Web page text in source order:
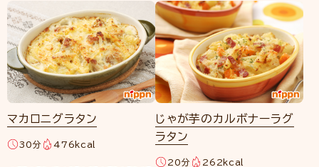
マカロニグラタン
30分 476kcal
じゃが芋のカルボナーラグ
ラタン
20分 262kcal